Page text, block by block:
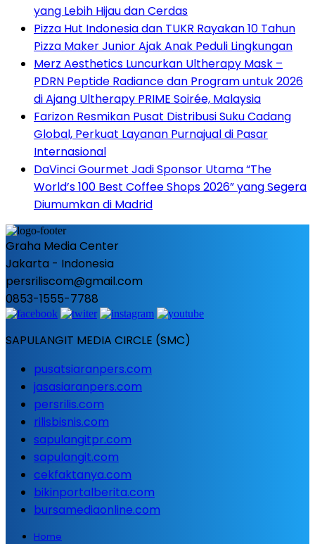
yang Lebih Hijau dan Cerdas
Pizza Hut Indonesia dan TUKR Rayakan 10 Tahun
Pizza Maker Junior Ajak Anak Peduli Lingkungan
Merz Aesthetics Luncurkan Ultherapy Mask –
PDRN Peptide Radiance dan Program untuk 2026
di Ajang Ultherapy PRIME Soirée, Malaysia
Farizon Resmikan Pusat Distribusi Suku Cadang
Global, Perkuat Layanan Purnajual di Pasar
Internasional
DaVinci Gourmet Jadi Sponsor Utama “The
World’s 100 Best Coffee Shops 2026” yang Segera
Diumumkan di Madrid
Graha Media Center
Jakarta - Indonesia
persriliscom@gmail.com
0853-1555-7788
SAPULANGIT MEDIA CIRCLE (SMC)
pusatsiaranpers.com
jasasiaranpers.com
persrilis.com
rilisbisnis.com
sapulangitpr.com
sapulangit.com
cekfaktanya.com
bikinportalberita.com
bursamediaonline.com
Home